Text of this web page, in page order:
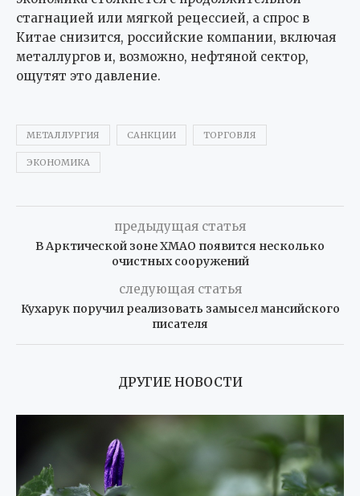
стагнацией или мягкой рецессией, а спрос в
Китае снизится, российские компании, включая
металлургов и, возможно, нефтяной сектор,
ощутят это давление.
МЕТАЛЛУРГИЯ САНКЦИИ ТОРГОВЛЯ
ЭКОНОМИКА
предыдущая статья
В Арктической зоне ХМАО появится несколько
очистных сооружений
следующая статья
Кухарук поручил реализовать замысел мансийского
писателя
ДРУГИЕ НОВОСТИ